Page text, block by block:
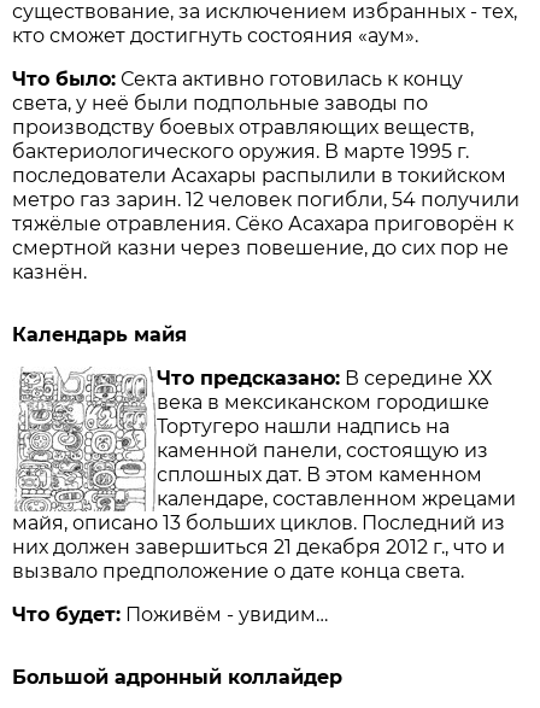
существование, за исключением избранных - тех,
кто сможет достигнуть состояния «аум».
Что было: Секта активно готовилась к концу
света, у неё были подпольные заводы по
производству боевых отравляющих веществ,
бактериологического оружия. В марте 1995 г.
последователи Асахары распылили в токийском
метро газ зарин. 12 человек погибли, 54 получили
тяжёлые отравления. Сёко Асахара приговорён к
смертной казни через повешение, до сих пор не
казнён.
Календарь майя
Что предсказано: В середине ХХ
века в мексиканском городишке
Тортугеро нашли надпись на
каменной панели, состоящую из
сплошных дат. В этом каменном
календаре, составленном жрецами
майя, описано 13 больших циклов. Последний из
них должен завершиться 21 декабря 2012 г., что и
вызвало предположение о дате конца света.
Что будет: Поживём - увидим…
Большой адронный коллайдер